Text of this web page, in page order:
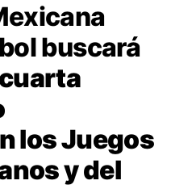
buscará
cuarta
los Juegos
y del